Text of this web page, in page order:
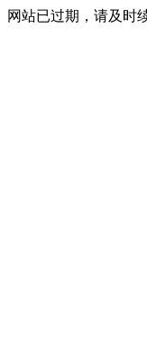
网站已过期，请及时